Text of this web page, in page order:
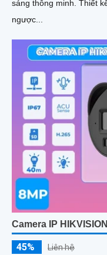
sáng thông minh. Thiết kế chắc chắn, hỗ trợ PoE, chống
ngược...
Camera IP
45% Liên hệ